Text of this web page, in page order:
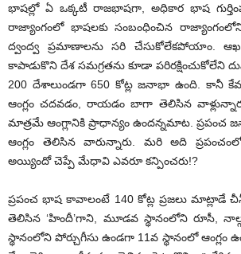
భాషల్లో ఏ ఒక్కటీ రాజభాషగా, అధికార భాష
రాజ్యాంగంలో భాషలకు సంబంధించిన రాజ్యాంగంలోని
ద్వంద్వ ప్రమాణాలను సరి చేసుకోలేకపోయాం.
కాపాడుకొని దేశ సమగ్రతను కూడా పరిరక్షించుకోలేని
200 దేశాలుండగా 650 కోట్ల జనాభా ఉంది. కానీ
ఆంగ్లం చదవడం, రాయడం బాగా తెలిసిన
మాత్రమే ఆంగ్లానికి ప్రాధాన్యం ఉందన్నమాట.
ఆంగ్లం తెలిసిన వారున్నారు. మరి అది
అయ్యిందో చెప్పే మేధావి ఎవరూ కన్పించరు!?
ప్రపంచ భాష కావాలంటే 140 కోట్ల ప్రజలు మాట్లాడే
తెలిసిన ‘హిందీ’గాని, మూడవ స్థానంలోని రూసీ,
స్థానంలోని పోర్చుగీసు ఉండగా 11వ స్థానంలో